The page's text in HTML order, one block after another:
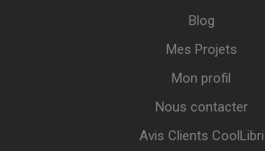
Blog
Mes Projets
Mon profil
Nous contacter
Avis Clients CoolLibri